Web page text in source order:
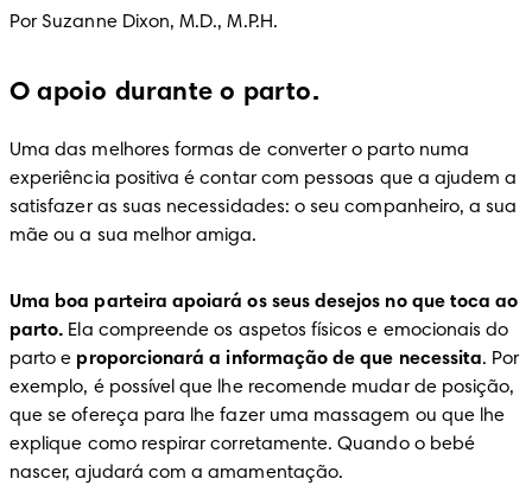
Por Suzanne Dixon, M.D., M.P.H.
O apoio durante o parto.
Uma das melhores formas de converter o parto numa
experiência positiva é contar com pessoas que a ajudem a
satisfazer as suas necessidades: o seu companheiro, a sua
mãe ou a sua melhor amiga.
Uma boa parteira apoiará os seus desejos no que toca ao
parto. Ela compreende os aspetos físicos e emocionais do
parto e proporcionará a informação de que necessita. Por
exemplo, é possível que lhe recomende mudar de posição,
que se ofereça para lhe fazer uma massagem ou que lhe
explique como respirar corretamente. Quando o bebé
nascer, ajudará com a amamentação.